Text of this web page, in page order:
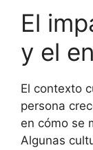
El
y el
El contexto
persona
en cómo se
Algunas